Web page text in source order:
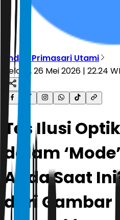
Endah Primasari Utami
Selasa, 26 Mei 2026 | 22.24
Tes Ilusi
dalam
Anda Saat
dari Gambar